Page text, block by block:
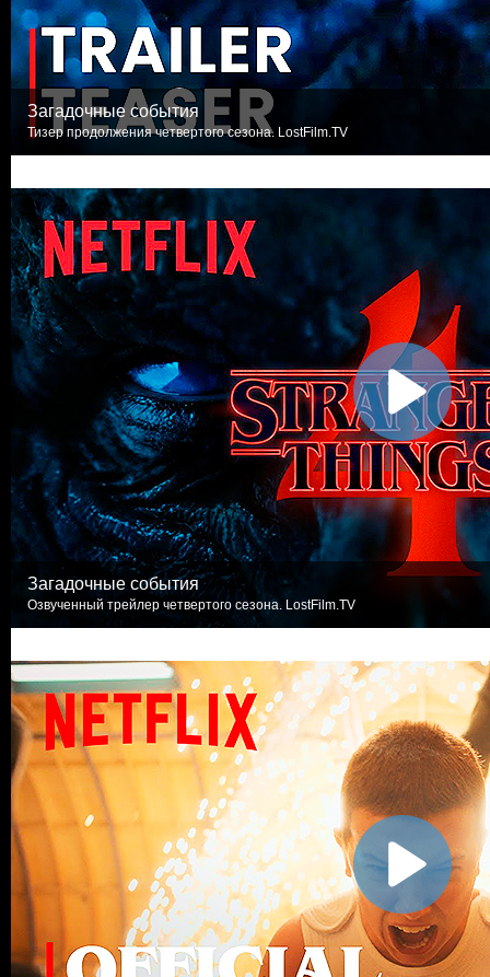
Загадочные события
Тизер продолжения четвертого сезона. LostFilm.TV
Загадочные события
Озвученный трейлер четвертого сезона. LostFilm.TV